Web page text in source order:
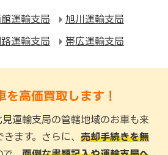
運輸支局
旭川運輸支局
運輸支局 帯広運輸支局
を高価買取します！
運輸支局の管轄地域のお車も来
ます。さらに、 売却手続きを無